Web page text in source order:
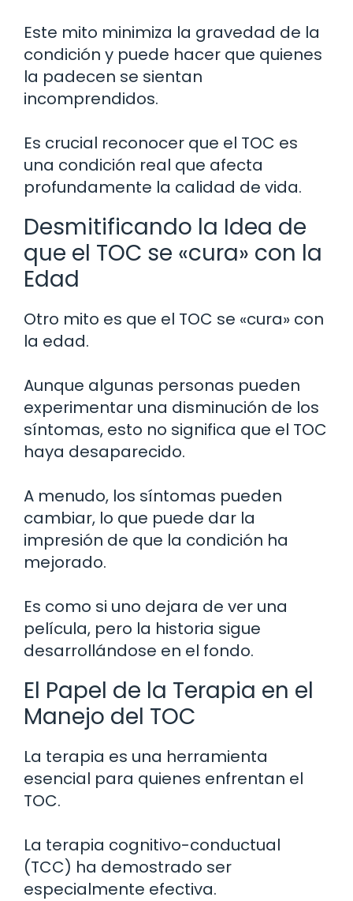
Este mito minimiza la gravedad de la
condición y puede hacer que quienes
la padecen se sientan
incomprendidos.
Es crucial reconocer que el TOC es
una condición real que afecta
profundamente la calidad de vida.
Desmitificando la Idea de
que el TOC se «cura» con la
Edad
Otro mito es que el TOC se «cura» con
la edad.
Aunque algunas personas pueden
experimentar una disminución de los
síntomas, esto no significa que el TOC
haya desaparecido.
A menudo, los síntomas pueden
cambiar, lo que puede dar la
impresión de que la condición ha
mejorado.
Es como si uno dejara de ver una
película, pero la historia sigue
desarrollándose en el fondo.
El Papel de la Terapia en el
Manejo del TOC
La terapia es una herramienta
esencial para quienes enfrentan el
TOC.
La terapia cognitivo-conductual
(TCC) ha demostrado ser
especialmente efectiva.